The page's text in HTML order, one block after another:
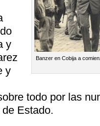
Banzer en Cobija a
y
y
todo por las
Estado.